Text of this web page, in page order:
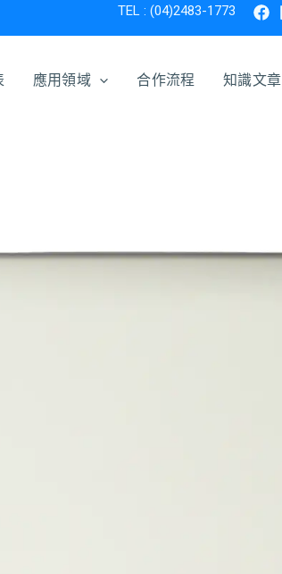
TEL : (04)2483-1773
應用領域 合作流程 知識文章